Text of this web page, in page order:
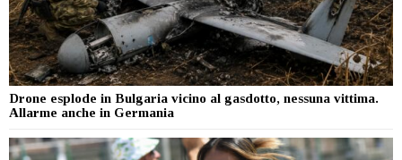
Drone esplode in Bulgaria vicino al gasdotto, nessuna vittima.
Allarme anche in Germania